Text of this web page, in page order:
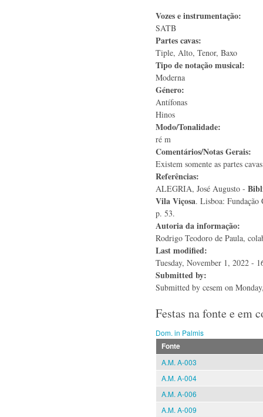
Vozes e instrumentação:
SATB
Partes cavas:
Tiple, Alto, Tenor, Baxo
Tipo de notação musical:
Moderna
Género:
Antífonas
Hinos
Modo/Tonalidade:
ré m
Comentários/Notas Gerais:
Existem somente as partes
Referências:
ALEGRIA, José Augusto -
Vila Viçosa. Lisboa: Fundação
p. 53.
Autoria da informação:
Rodrigo Teodoro de Paula,
Last modified:
Tuesday, November 1, 2022 -
Submitted by:
Submitted by cesem on
Festas na fonte e em
Dom. in Palmis
Fonte
A.M. A-003
A.M. A-004
A.M. A-006
A.M. A-009